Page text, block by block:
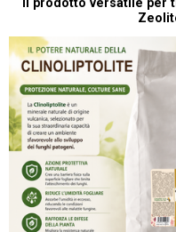
P
Il prodotto versatile